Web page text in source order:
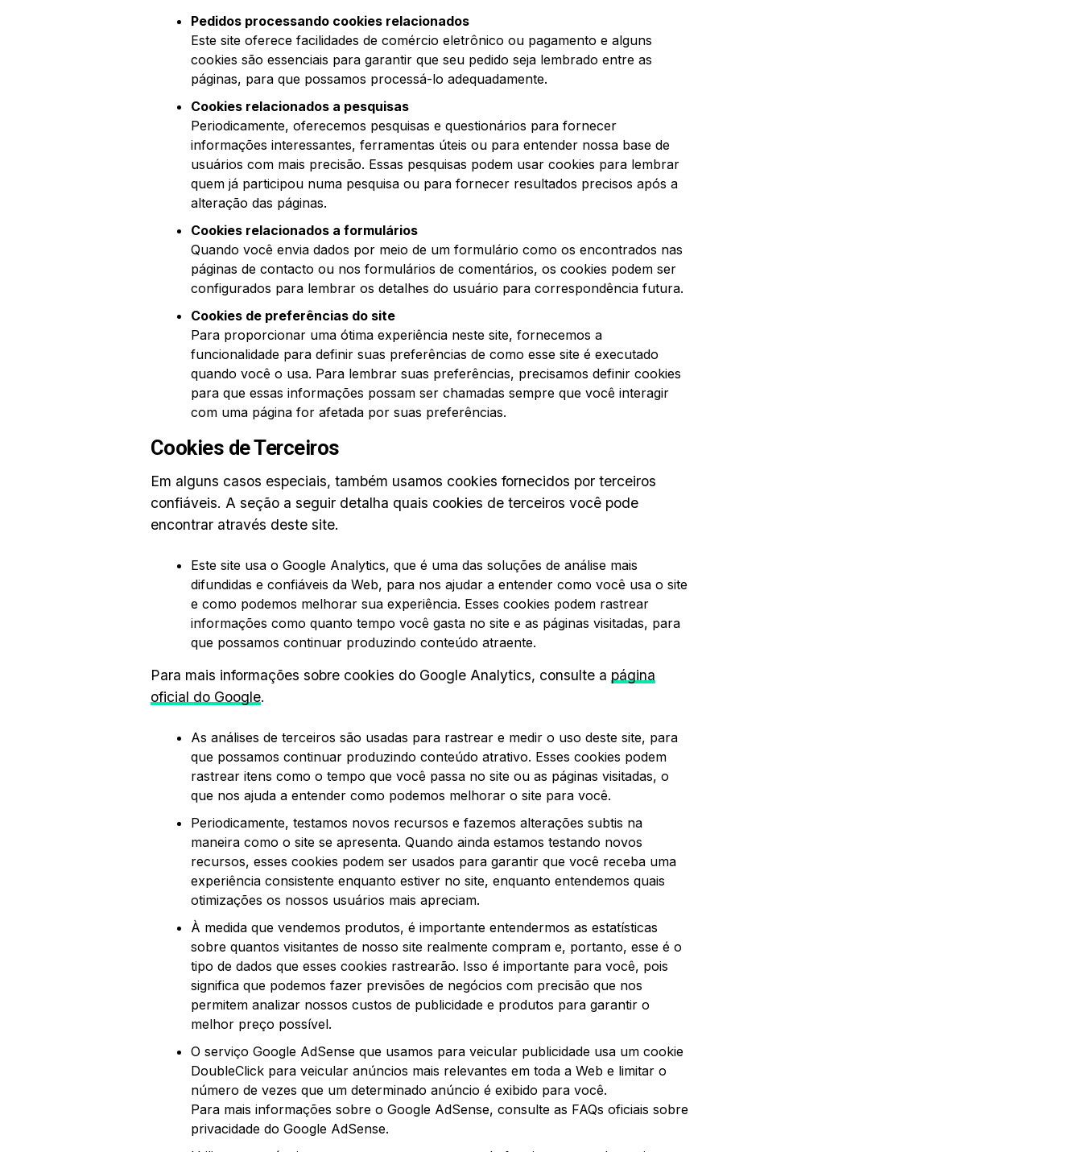
Pedidos processando cookies relacionados
Este site oferece facilidades de comércio eletrônico ou pagamento e alguns
cookies são essenciais para garantir que seu pedido seja lembrado entre as
páginas, para que possamos processá-lo adequadamente.
Cookies relacionados a pesquisas
Periodicamente, oferecemos pesquisas e questionários para fornecer
informações interessantes, ferramentas úteis ou para entender nossa base de
usuários com mais precisão. Essas pesquisas podem usar cookies para lembrar
quem já participou numa pesquisa ou para fornecer resultados precisos após a
alteração das páginas.
Cookies relacionados a formulários
Quando você envia dados por meio de um formulário como os encontrados nas
páginas de contacto ou nos formulários de comentários, os cookies podem ser
configurados para lembrar os detalhes do usuário para correspondência futura.
Cookies de preferências do site
Para proporcionar uma ótima experiência neste site, fornecemos a
funcionalidade para definir suas preferências de como esse site é executado
quando você o usa. Para lembrar suas preferências, precisamos definir cookies
para que essas informações possam ser chamadas sempre que você interagir
com uma página for afetada por suas preferências.
Cookies de Terceiros
Em alguns casos especiais, também usamos cookies fornecidos por terceiros
confiáveis. A seção a seguir detalha quais cookies de terceiros você pode
encontrar através deste site.
Este site usa o Google Analytics, que é uma das soluções de análise mais
difundidas e confiáveis ​​da Web, para nos ajudar a entender como você usa o site
e como podemos melhorar sua experiência. Esses cookies podem rastrear
informações como quanto tempo você gasta no site e as páginas visitadas, para
que possamos continuar produzindo conteúdo atraente.
Para mais informações sobre cookies do Google Analytics, consulte a página
oficial do Google.
As análises de terceiros são usadas para rastrear e medir o uso deste site, para
que possamos continuar produzindo conteúdo atrativo. Esses cookies podem
rastrear itens como o tempo que você passa no site ou as páginas visitadas, o
que nos ajuda a entender como podemos melhorar o site para você.
Periodicamente, testamos novos recursos e fazemos alterações subtis na
maneira como o site se apresenta. Quando ainda estamos testando novos
recursos, esses cookies podem ser usados ​​para garantir que você receba uma
experiência consistente enquanto estiver no site, enquanto entendemos quais
otimizações os nossos usuários mais apreciam.
À medida que vendemos produtos, é importante entendermos as estatísticas
sobre quantos visitantes de nosso site realmente compram e, portanto, esse é o
tipo de dados que esses cookies rastrearão. Isso é importante para você, pois
significa que podemos fazer previsões de negócios com precisão que nos
permitem analizar nossos custos de publicidade e produtos para garantir o
melhor preço possível.
O serviço Google AdSense que usamos para veicular publicidade usa um cookie
DoubleClick para veicular anúncios mais relevantes em toda a Web e limitar o
número de vezes que um determinado anúncio é exibido para você.
Para mais informações sobre o Google AdSense, consulte as FAQs oficiais sobre
privacidade do Google AdSense.